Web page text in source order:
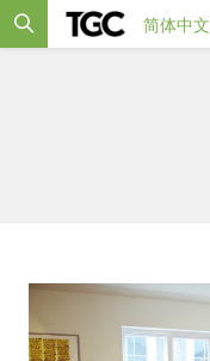
简体中文